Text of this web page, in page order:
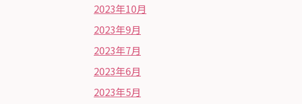
2023年10月
2023年9月
2023年7月
2023年6月
2023年5月